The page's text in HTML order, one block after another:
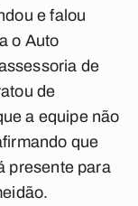
e falou
o Auto
de
de
a equipe não
que
presente para